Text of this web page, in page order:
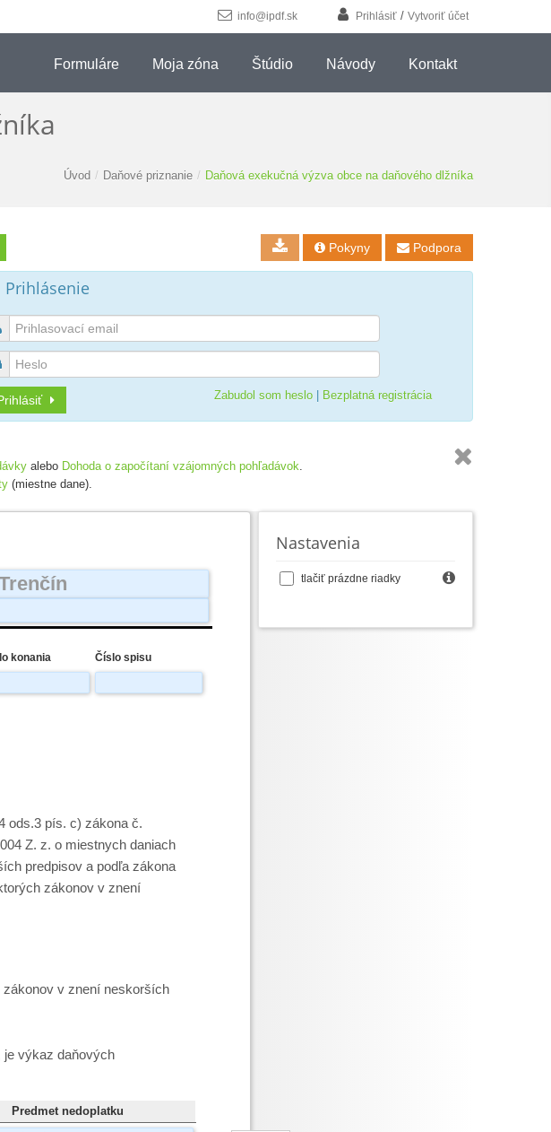
info@ipdf.sk Prihlásiť/ Vytvoriť účet
Formuláre Moja zóna Štúdio Návody Kontakt
Úvod / Daňové priznanie / Daňová exekučná výzva obce na daňového dlžníka
 Pokyny  Podpora
Prihlásenie
Zabudol som heslo| Bezplatná registrácia

alebo Dohoda o započítaní vzájomných pohľadávok.
(miestne dane).
konania Číslo spisu
ods.3 pís. c) zákona č.
Z. z. o miestnych daniach
predpisov a podľa zákona
zákonov v znení
zákonov v znení neskorších
je výkaz daňových
Predmet nedoplatku
Nastavenia
tlačiť prázdne riadky 